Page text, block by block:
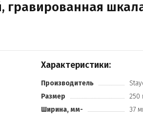
гравированная
Характеристики:
Производитель
Размер
250
Ширина, мм-
37